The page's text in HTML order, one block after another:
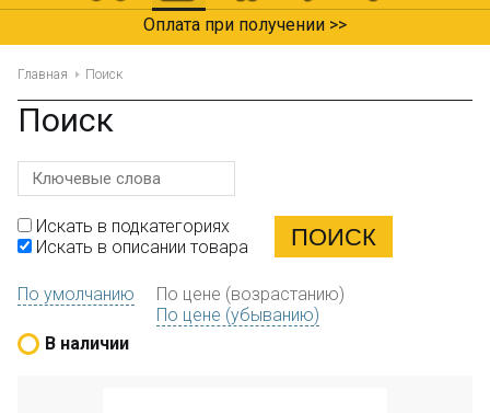
Оплата при получении >>
Главная Поиск
Поиск
Искать в подкатегориях
Искать в описании товара
По умолчанию
По цене (возрастанию)
По цене (убыванию)
В наличии